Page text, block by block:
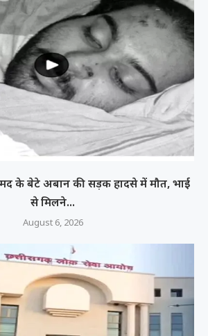
के बेटे अबान की सड़क हादसे में मौत, भाई
से मिलने...
August 6, 2026